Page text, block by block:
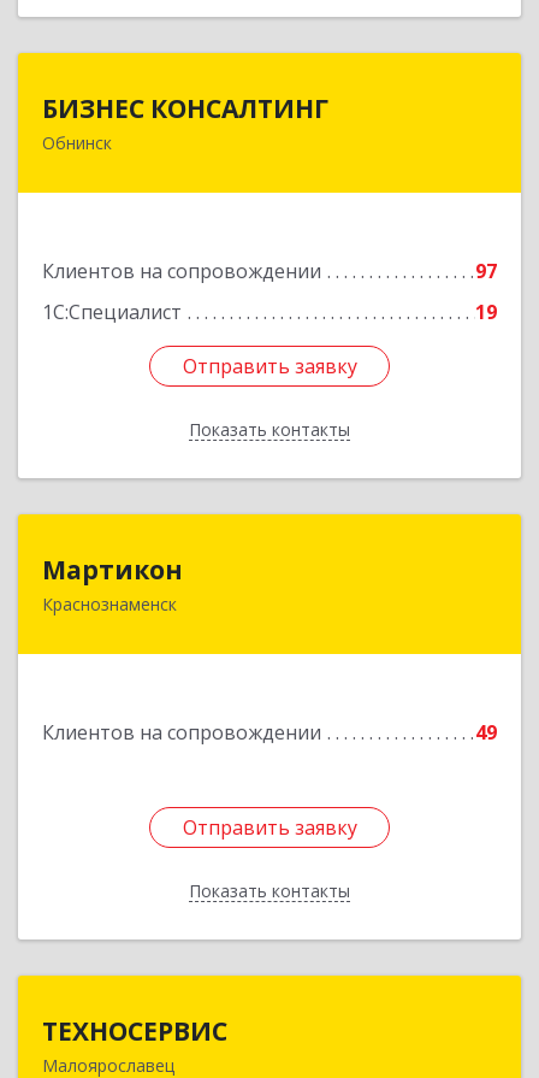
БИЗНЕС КОНСАЛТИНГ
Обнинск
Клиентов на сопровождении
97
1С:Специалист
19
Отправить заявку
Показать контакты
249032, Калужская обл, Обнинск г, Курчатова ул,
Отправить заявку
Назад
Мартикон
Краснознаменск
Клиентов на сопровождении 49
Отправить заявку
Показать контакты
143090, Московская обл, Краснознаменск г,
Отправить заявку
Назад
ТЕХНОСЕРВИС
Малоярославец
249094, Калужская обл, Малоярославецкий р-н,